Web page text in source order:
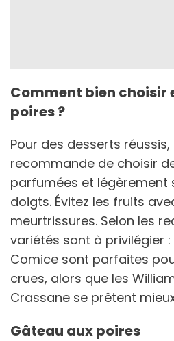
Comment bien choisir
poires ?
Pour des desserts
recommande de choisir
parfumées et légèrement
doigts. Évitez les fruits
meurtrissures. Selon les
variétés sont à privilégier
Comice sont parfaites
crues, alors que les
Crassane se prêtent
Gâteau aux poires